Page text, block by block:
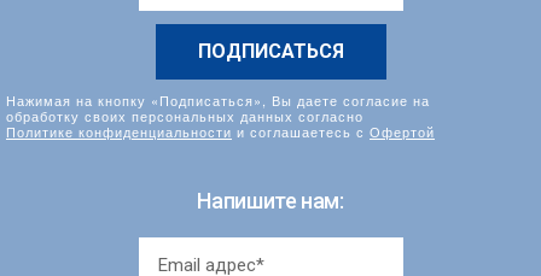
Нажимая на кнопку «Подписаться», Вы даете согласие на
обработку своих персональных данных согласно
Политике конфиденциальности и соглашаетесь с Офертой
Напишите нам: